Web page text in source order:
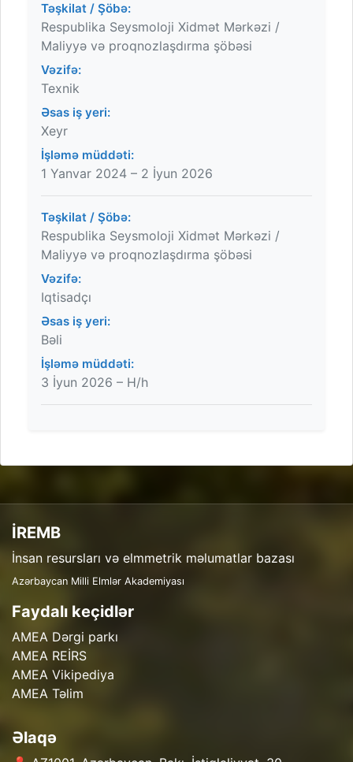
Təşkilat / Şöbə:
Respublika Seysmoloji Xidmət Mərkəzi /
Maliyyə və proqnozlaşdırma şöbəsi
Vəzifə:
Texnik
Əsas iş yeri:
Xeyr
İşləmə müddəti:
1 Yanvar 2024 – 2 İyun 2026
Təşkilat / Şöbə:
Respublika Seysmoloji Xidmət Mərkəzi /
Maliyyə və proqnozlaşdırma şöbəsi
Vəzifə:
Iqtisadçı
Əsas iş yeri:
Bəli
İşləmə müddəti:
3 İyun 2026 – H/h
İREMB
İnsan resursları və elmmetrik məlumatlar bazası
Azərbaycan Milli Elmlər Akademiyası
Faydalı keçidlər
AMEA Dərgi parkı
AMEA REİRS
AMEA Vikipediya
AMEA Təlim
Əlaqə